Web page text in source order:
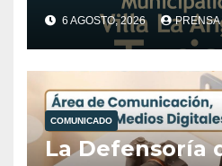
fechas para el
de Estrategia y
del Destino
Angostura
6 AGOSTO, 2026 PRENSA
COMUNICADO
La Defensoría